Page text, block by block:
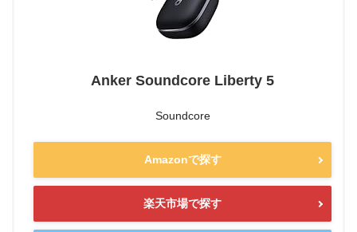
Anker Soundcore Liberty 5
Soundcore
Amazonで探す
楽天市場で探す